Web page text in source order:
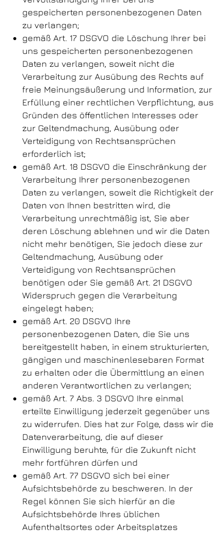
gespeicherten personenbezogenen Daten
zu verlangen;
gemäß Art. 17 DSGVO die Löschung Ihrer bei
uns gespeicherten personenbezogenen
Daten zu verlangen, soweit nicht die
Verarbeitung zur Ausübung des Rechts auf
freie Meinungsäußerung und Information, zur
Erfüllung einer rechtlichen Verpflichtung, aus
Gründen des öffentlichen Interesses oder
zur Geltendmachung, Ausübung oder
Verteidigung von Rechtsansprüchen
erforderlich ist;
gemäß Art. 18 DSGVO die Einschränkung der
Verarbeitung Ihrer personenbezogenen
Daten zu verlangen, soweit die Richtigkeit der
Daten von Ihnen bestritten wird, die
Verarbeitung unrechtmäßig ist, Sie aber
deren Löschung ablehnen und wir die Daten
nicht mehr benötigen, Sie jedoch diese zur
Geltendmachung, Ausübung oder
Verteidigung von Rechtsansprüchen
benötigen oder Sie gemäß Art. 21 DSGVO
Widerspruch gegen die Verarbeitung
eingelegt haben;
gemäß Art. 20 DSGVO Ihre
personenbezogenen Daten, die Sie uns
bereitgestellt haben, in einem strukturierten,
gängigen und maschinenlesebaren Format
zu erhalten oder die Übermittlung an einen
anderen Verantwortlichen zu verlangen;
gemäß Art. 7 Abs. 3 DSGVO Ihre einmal
erteilte Einwilligung jederzeit gegenüber uns
zu widerrufen. Dies hat zur Folge, dass wir die
Datenverarbeitung, die auf dieser
Einwilligung beruhte, für die Zukunft nicht
mehr fortführen dürfen und
gemäß Art. 77 DSGVO sich bei einer
Aufsichtsbehörde zu beschweren. In der
Regel können Sie sich hierfür an die
Aufsichtsbehörde Ihres üblichen
Aufenthaltsortes oder Arbeitsplatzes